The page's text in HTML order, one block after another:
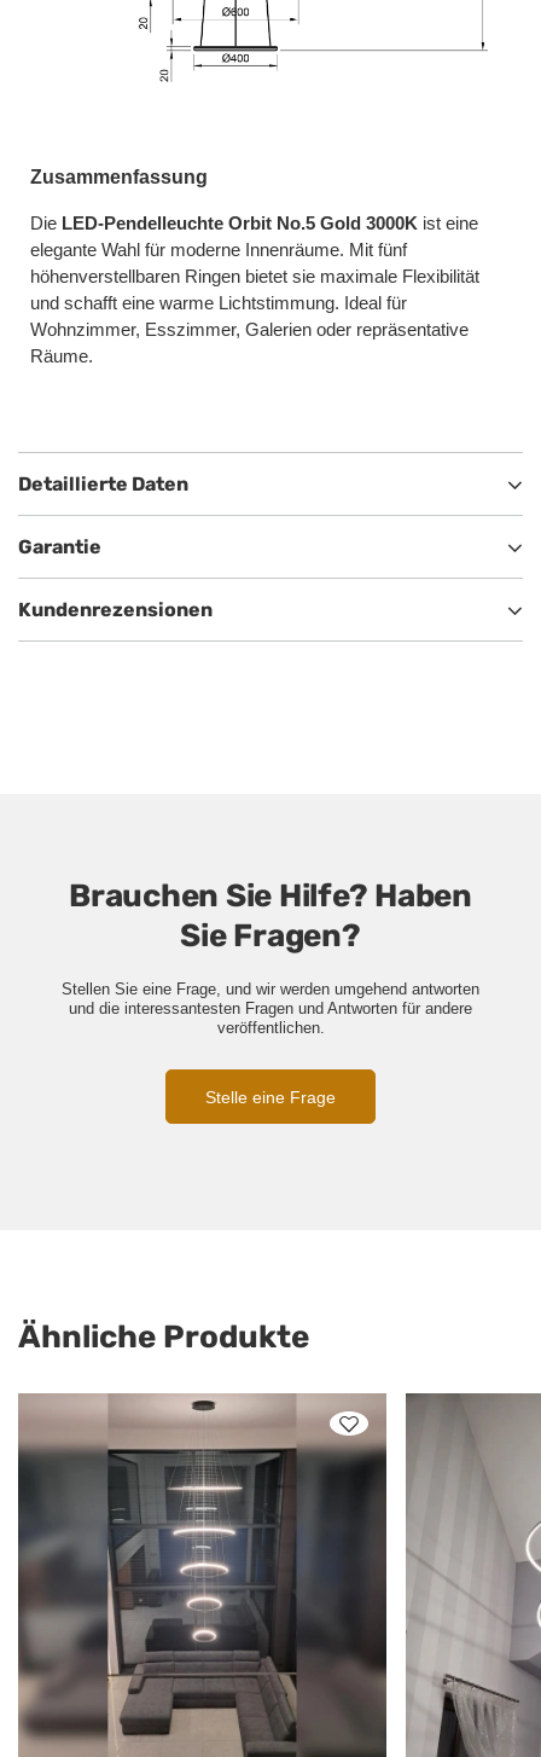
Zusammenfassung
Die LED-Pendelleuchte Orbit No.5 Gold 3000K ist eine
elegante Wahl für moderne Innenräume. Mit fünf
höhenverstellbaren Ringen bietet sie maximale Flexibilität
und schafft eine warme Lichtstimmung. Ideal für
Wohnzimmer, Esszimmer, Galerien oder repräsentative
Räume.
Detaillierte Daten
Garantie
Kundenrezensionen
Brauchen Sie Hilfe? Haben
Sie Fragen?
Stellen Sie eine Frage, und wir werden umgehend antworten
und die interessantesten Fragen und Antworten für andere
veröffentlichen.
Stelle eine Frage
Ähnliche Produkte